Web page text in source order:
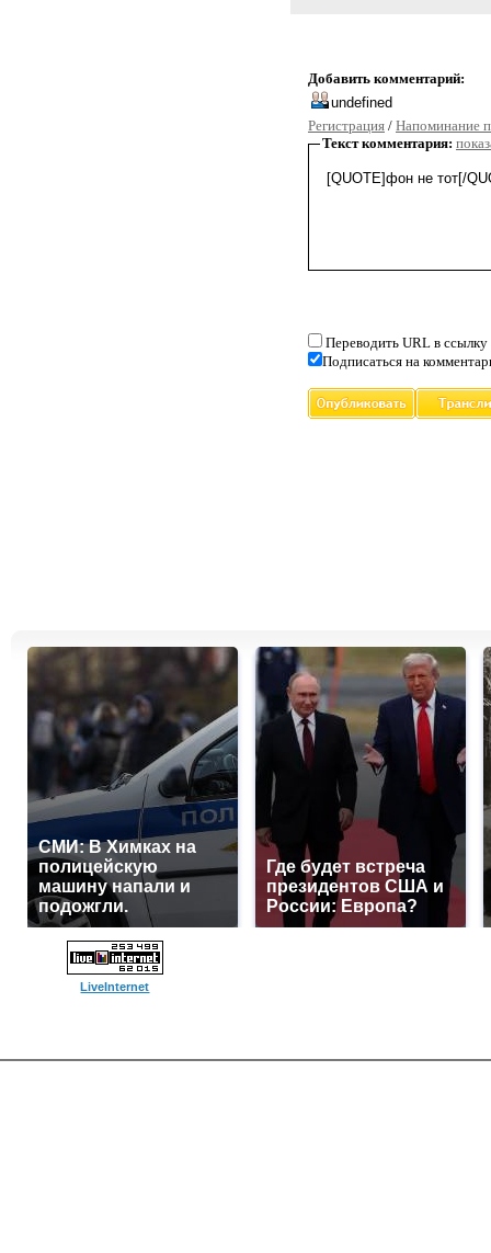
Добавить комментарий:
Регистрация / Напоминание
Текст комментария:
Переводить URL в ссылку
Подписаться на
СМИ: В Химках на
полицейскую
машину напали и
подожгли.
Где будет встреча
президентов США и
России: Европа?
LiveInternet